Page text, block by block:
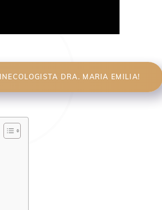
DRA. MARIA EMILIA!